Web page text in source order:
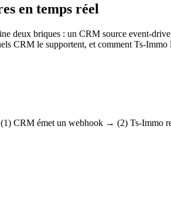
en temps réel
deux briques : un CRM source event-
CRM le supportent, et comment Ts-Immo
(1) CRM émet un webhook → (2) Ts-